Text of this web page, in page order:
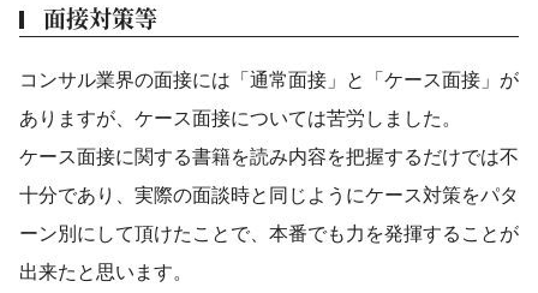
面接対策等
コンサル業界の面接には「通常面接」と「ケース面接」が
ありますが、ケース面接については苦労しました。
ケース面接に関する書籍を読み内容を把握するだけでは不
十分であり、実際の面談時と同じようにケース対策をパタ
ーン別にして頂けたことで、本番でも力を発揮することが
出来たと思います。